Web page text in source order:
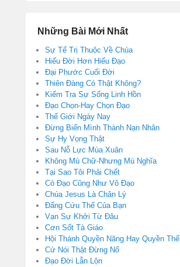
Những Bài Mới Nhất
Sự Tể Trị Thuộc Về Chúa
Hiểu Đời Hơn Hiểu Đạo
Đại Phước Cuối Đời
Thiên Đàng Có Thật Không?
Kiểm Tra Sự Sống Linh Hồn
Đạo Chọn-Hay Chọn Đạo
Thế Giới Ngày Nay
Đừng Biến Mình Thành Nạn Nhân
Sự Hy Vọng Thật
Sau Nỗ Lực Mùa Xuân
Không Mù Chữ-Nhưng Mù Nghĩa
Tại Sao Tôi Phải Chết
Có Đạo Cũng Như Vô Đạo
Chúa Jesus Là Chân Lý
Đấng Cứu Thế Của Bạn
Vạn Sự Khởi Từ Đâu
Cơn Sốt Tà Giáo
Hội Thánh Quyền Năng Hay Quyền Thế
Cứ Nói Thật Đừng Nổ
Đạo Đời Lẫn Lộn